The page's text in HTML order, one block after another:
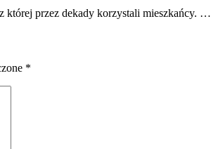
której przez dekady korzystali mieszkańcy. …
*